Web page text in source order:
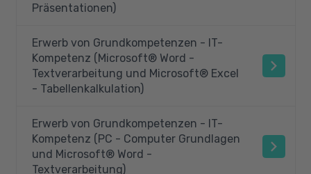
Präsentationen)
Erwerb von Grundkompetenzen - IT-
Kompetenz (Microsoft® Word -
Textverarbeitung und Microsoft® Excel
- Tabellenkalkulation)
Erwerb von Grundkompetenzen - IT-
Kompetenz (PC - Computer Grundlagen
und Microsoft® Word -
Textverarbeitung)